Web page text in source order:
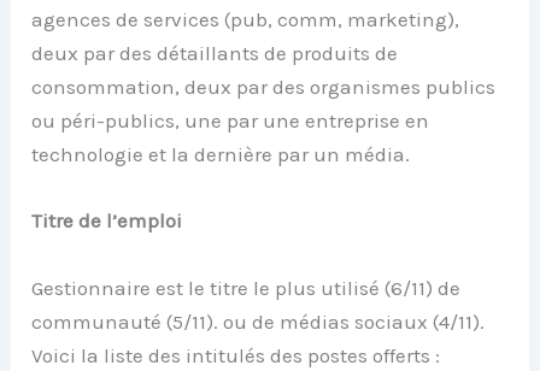
agences de services (pub, comm, marketing),
deux par des détaillants de produits de
consommation, deux par des organismes publics
ou péri-publics, une par une entreprise en
technologie et la dernière par un média.
Titre de l’emploi
Gestionnaire est le titre le plus utilisé (6/11) de
communauté (5/11). ou de médias sociaux (4/11).
Voici la liste des intitulés des postes offerts :